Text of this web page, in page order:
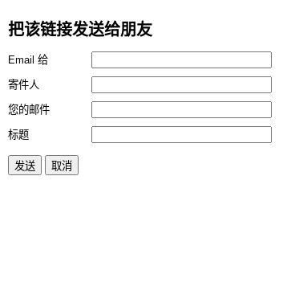
把该链接发送给朋友
Email 给
寄件人
您的邮件
标题
发送 取消